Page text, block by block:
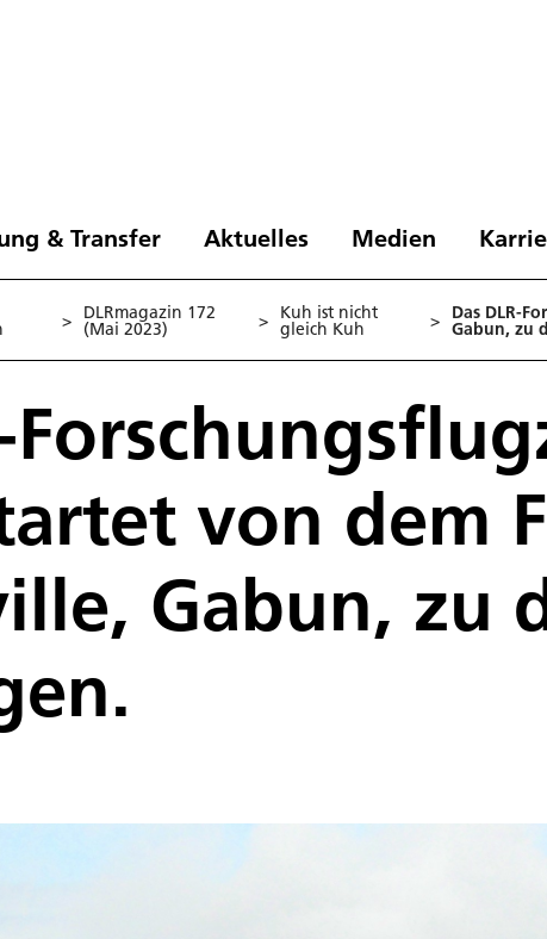
& Transfer Aktuelles Medien
> DLRmagazin 172
(Mai 2023) > Kuh ist nicht
gleich Kuh > Das DLR-
Gabun, zu
von dem
Gabun, zu